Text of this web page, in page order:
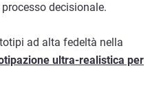
decisionale.
ad alta fedeltà nella
ultra-realistica per